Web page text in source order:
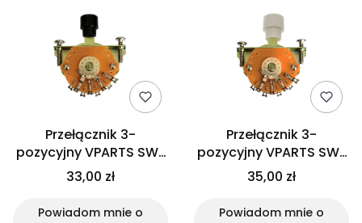
Przełącznik 3-
pozycyjny VPARTS SW-
203T (BK)
33,00 zł
Powiadom mnie o
Przełącznik 3-
pozycyjny VPARTS SW-
203T (PCH)
35,00 zł
Powiadom mnie o